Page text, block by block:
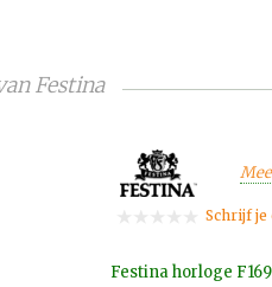
Festina
Schrijf
Festina horloge